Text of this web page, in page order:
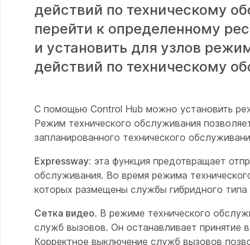
действий по техническому
перейти к определенному
и установить для узлов
действий по техническому
С помощью Control Hub можно установить
Режим технического обслуживания
запланированного технического
Expressway: эта функция предотвращает
обслуживания. Во время режима
которых размещены службы гибридного типа
Сетка видео. В режиме технического
служб вызовов. Он останавливает
Корректное выключение служб вызовов